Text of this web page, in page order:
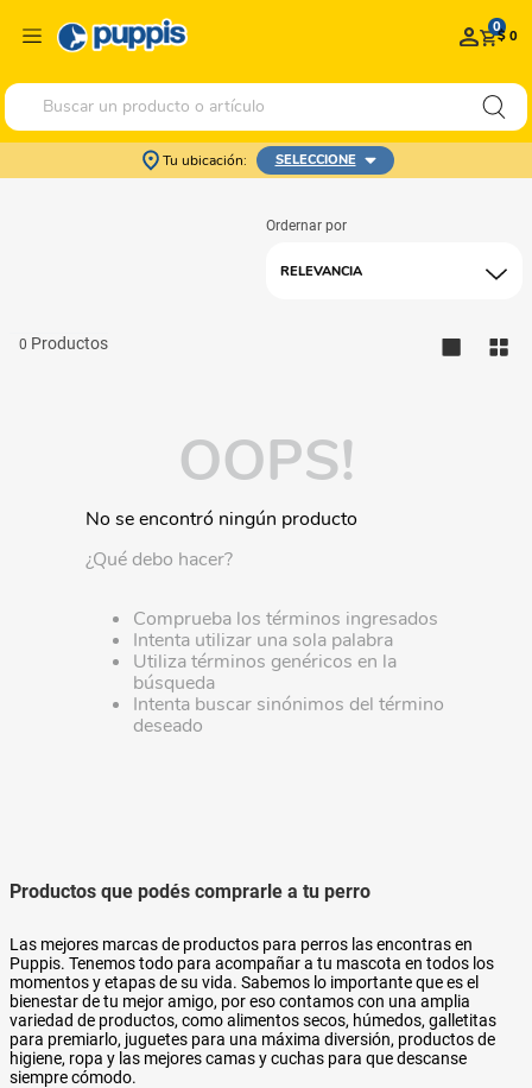
0$ 0
Buscar un producto o artículo
Tu ubicación: SELECCIONE
RELEVANCIA
0
OOPS!
No se encontró ningún producto
¿Qué debo hacer?
Comprueba los términos ingresados
Intenta utilizar una sola palabra
Utiliza términos genéricos en la
búsqueda
Intenta buscar sinónimos del término
deseado
Productos que podés comprarle a tu perro
Las mejores marcas de productos para perros las encontras en
Puppis. Tenemos todo para acompañar a tu mascota en todos los
momentos y etapas de su vida. Sabemos lo importante que es el
bienestar de tu mejor amigo, por eso contamos con una amplia
variedad de productos, como alimentos secos, húmedos, galletitas
para premiarlo, juguetes para una máxima diversión, productos de
higiene, ropa y las mejores camas y cuchas para que descanse
siempre cómodo.